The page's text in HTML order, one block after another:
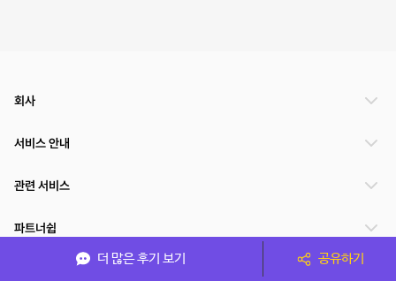
더 많은 후기 보기 공유하기
회사
서비스 안내
관련 서비스
파트너쉽
서비스 제공 국가